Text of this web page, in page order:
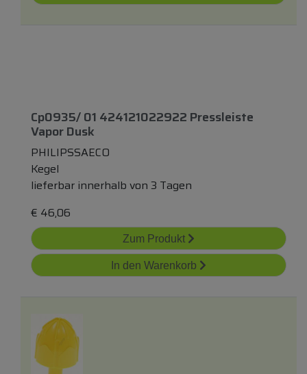
Cp0935/ 01 424121022922 Pressleiste
Vapor Dusk
PHILIPSSAECO
Kegel
lieferbar innerhalb von 3 Tagen
€ 46,06
Zum Produkt
In den Warenkorb